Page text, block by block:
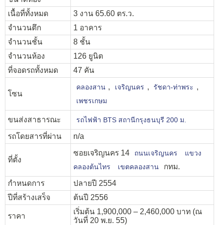
เนื้อที่ทั้งหมด
3 งาน 65.60 ตร.ว.
จำนวนตึก
1 อาคาร
จำนวนชั้น
8 ชั้น
จำนวนห้อง
126 ยูนิต
ที่จอดรถทั้งหมด
47 คัน
โซน
คลองสาน , เจริญนคร , รัชดา-ท่าพระ ,
เพชรเกษม
ขนส่งสาธารณะ รถไฟฟ้า BTS สถานีกรุงธนบุรี 200 ม.
รถโดยสารที่ผ่าน n/a
ที่ตั้ง
ซอยเจริญนคร 14 ถนนเจริญนคร
แขวง
คลองต้นไทร
เขตคลองสาน
กทม.
กำหนดการ
ปลายปี 2554
ปีที่สร้างเสร็จ
ต้นปี 2556
ราคา
เริ่มต้น 1,900,000 – 2,460,000 บาท (ณ
วันที่ 20 พ.ย. 55)